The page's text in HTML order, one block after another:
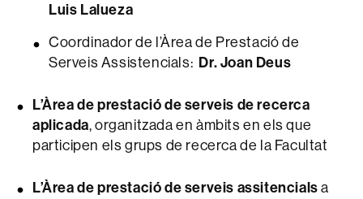
Luis Lalueza
Coordinador de l’Àrea de Prestació de
Serveis Assistencials: Dr. Joan Deus
L’Àrea de prestació de serveis de recerca
aplicada, organitzada en àmbits en els que
participen els grups de recerca de la Facultat
L’Àrea de prestació de serveis assitencials a